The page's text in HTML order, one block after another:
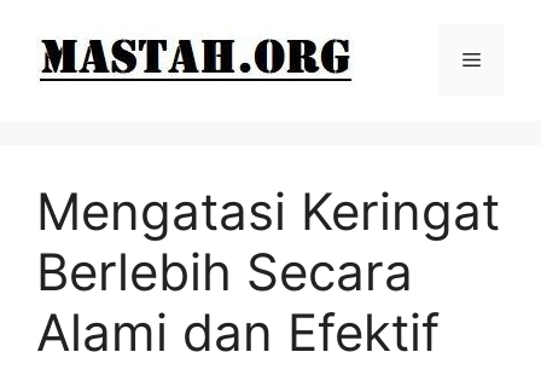
Menu
Mengatasi Keringat
Berlebih Secara
Alami dan Efektif